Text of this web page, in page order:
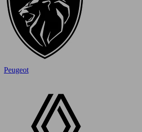
Peugeot